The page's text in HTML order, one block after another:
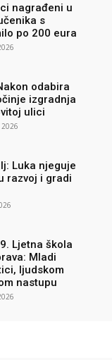
nagrađeni u
s
po 200 eura
odabira
izgradnja
ulici
Luka njeguje
razvoj i gradi
Ljetna škola
Mladi
ljudskom
nastupu